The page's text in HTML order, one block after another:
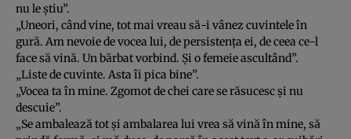
nu le ştiu”.
„Uneori, când vine, tot mai vreau să-i vânez cuvintele în
gură. Am nevoie de vocea lui, de persistenţa ei, de ceea ce-l
face să vină. Un bărbat vorbind. Şi o femeie ascultând”.
„Liste de cuvinte. Asta îi pica bine”.
„Vocea ta în mine. Zgomot de chei care se răsucesc şi nu
descuie”.
„Se ambalează tot şi ambalarea lui vrea să vină în mine, să